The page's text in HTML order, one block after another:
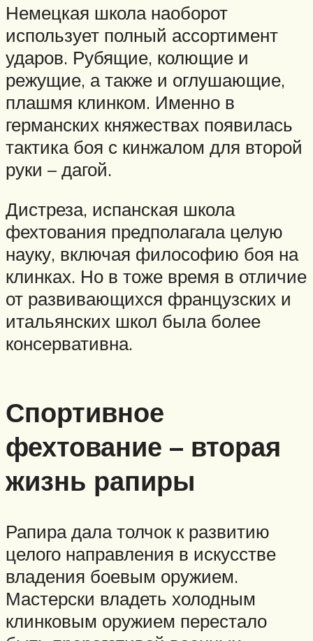
Немецкая школа наоборот
использует полный ассортимент
ударов. Рубящие, колющие и
режущие, а также и оглушающие,
плашмя клинком. Именно в
германских княжествах появилась
тактика боя с кинжалом для второй
руки – дагой.
Дистреза, испанская школа
фехтования предполагала целую
науку, включая философию боя на
клинках. Но в тоже время в отличие
от развивающихся французских и
итальянских школ была более
консервативна.
Спортивное
фехтование – вторая
жизнь рапиры
Рапира дала толчок к развитию
целого направления в искусстве
владения боевым оружием.
Мастерски владеть холодным
клинковым оружием перестало